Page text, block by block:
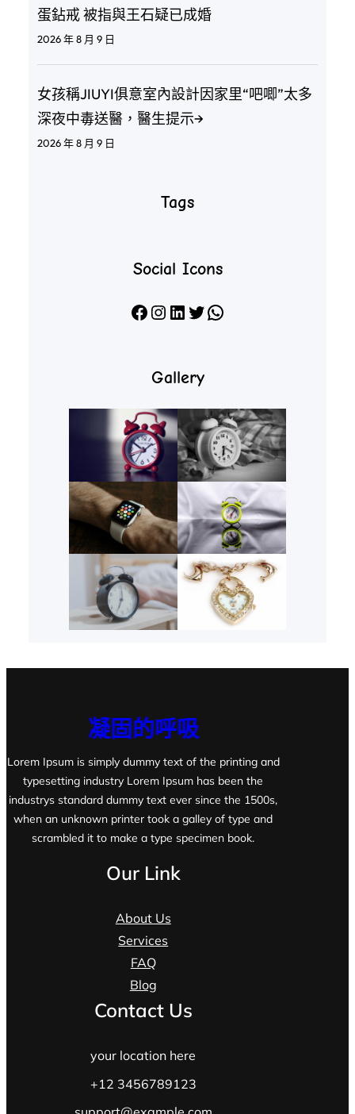
蛋鉆戒 被指與王石疑已成婚
2026 年 8 月 9 日
女孩稱JIUYI俱意室內設計因家里“吧唧”太多
深夜中毒送醫，醫生提示→
2026 年 8 月 9 日
Tags
Social Icons
Facebook Instagram LinkedIn X WhatsApp
Gallery
凝固的呼吸
Lorem Ipsum is simply dummy text of the printing and
typesetting industry Lorem Ipsum has been the
industrys standard dummy text ever since the 1500s,
when an unknown printer took a galley of type and
scrambled it to make a type specimen book.
Our Link
About Us
Services
FAQ
Blog
Contact Us
your location here
+12 3456789123